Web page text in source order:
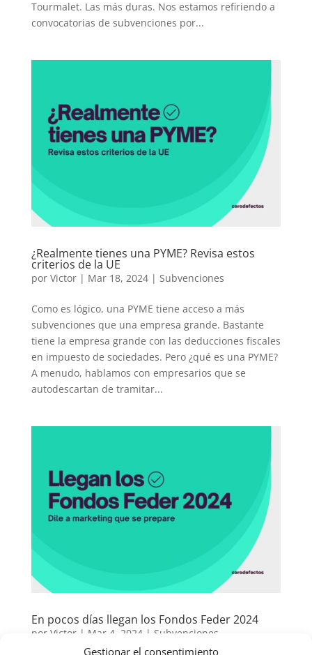
Gestionar el consentimiento
Tourmalet. Las más duras. Nos estamos refiriendo a
convocatorias de subvenciones por...
¿Realmente tienes una PYME? Revisa estos
criterios de la UE
por Victor| Mar 18, 2024| Subvenciones
Como es lógico, una PYME tiene acceso a más
subvenciones que una empresa grande. Bastante
tiene la empresa grande con las deducciones fiscales
en impuesto de sociedades. Pero ¿qué es una PYME?
A menudo, hablamos con empresarios que se
autodescartan de tramitar...
En pocos días llegan los Fondos Feder 2024
por Victor| Mar 4, 2024 | Subvenciones